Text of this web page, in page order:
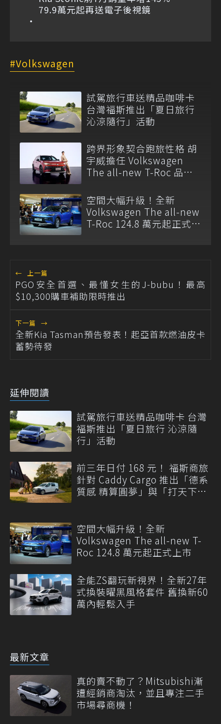
79.9萬元起再送電子後視鏡
Volkswagen
試駕旅行車送精品咖啡卡
台灣福斯推出「夏日旅行
沁涼隨行」活動
跨界形象契合跑旅性格 胡
宇威擔任 Volkswagen
The all-new T-Roc 品牌
空間大幅升級！全新
Volkswagen The all-new
T-Roc 124.8 萬元起正式上
← 上一篇
PGO安全首選、最懂女生的J-bubu！最高
$10,300購車補助限時推出
下一篇 →
全新Kia Tasman預告發表！起亞首款燃油皮卡
蓄勢待發
延伸閱讀
試駕旅行車送精品咖啡卡 台灣
福斯推出「夏日旅行 沁涼隨
行」活動
前三年日付 168 元！ 福斯商旅
針對 Caddy Cargo 推出「德系
質感 精算圓夢」與「打天下」
空間大幅升級！全新
Volkswagen The all-new T-
Roc 124.8 萬元起正式上市
全能ZS翻玩新視界！全新27年
式換裝曜黑風格套件 舊換新60
萬內輕鬆入手
最新文章
真的賣不動了？Mitsubishi漸
遭經銷商淘汰，並且專注二手
市場尋商機！